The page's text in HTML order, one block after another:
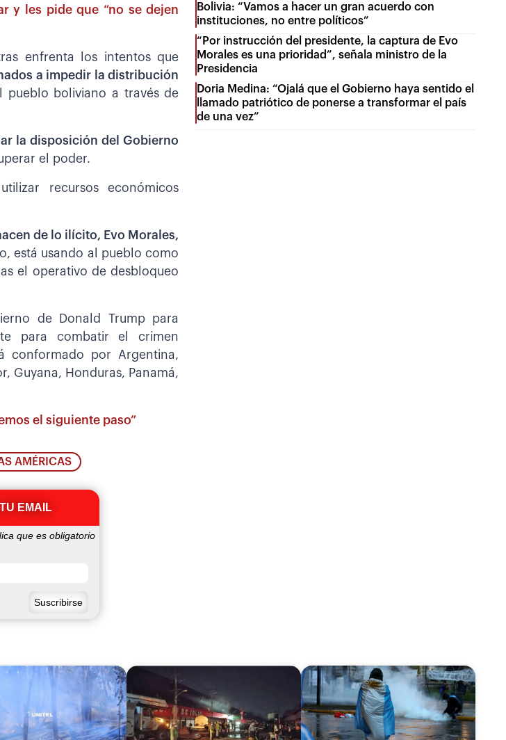
y les pide que “no se dejen
enfrenta los intentos que
a impedir la distribución
pueblo boliviano a través de
la disposición del Gobierno
el poder.
recursos económicos
de lo ilícito, Evo Morales,
está usando al pueblo como
el operativo de desbloqueo
de Donald Trump para
para combatir el crimen
conformado por Argentina,
Guyana, Honduras, Panamá,
el siguiente paso”
AMÉRICAS
EMAIL
que es obligatorio
Bolivia: “Vamos a hacer un gran acuerdo con
instituciones, no entre políticos”
“Por instrucción del presidente, la captura de Evo
Morales es una prioridad”, señala ministro de la
Presidencia
Doria Medina: “Ojalá que el Gobierno haya sentido el
llamado patriótico de ponerse a transformar el país
de una vez”